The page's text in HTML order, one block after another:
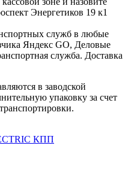
Энергетиков 19 к1
служб в любые
Яндекс GO, Деловые
служба. Доставка
в заводской
упаковку за счет
КПП